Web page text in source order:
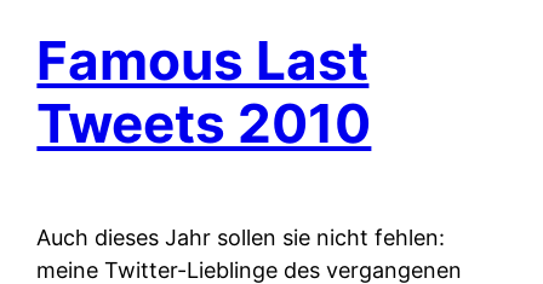
Famous Last
Tweets 2010
Auch dieses Jahr sollen sie nicht fehlen:
meine Twitter-Lieblinge des vergangenen